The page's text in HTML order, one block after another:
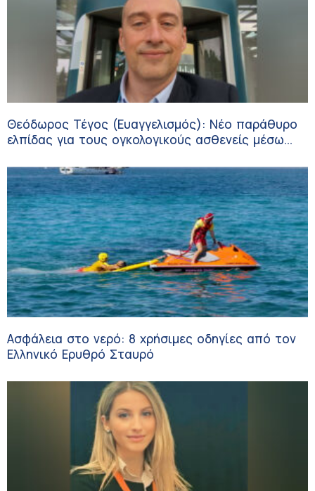
Θεόδωρος Τέγος (Ευαγγελισμός): Νέο παράθυρο
ελπίδας για τους ογκολογικούς ασθενείς μέσω
Ασφάλεια στο νερό: 8 χρήσιμες οδηγίες από τον
Ελληνικό Ερυθρό Σταυρό